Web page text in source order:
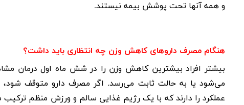
و همه آنها تحت پوشش بیمه نیستند.
هنگام مصرف داروهای کاهش وزن چه انتظاری باید داشت؟
بیشتر افراد بیشترین کاهش وزن را در شش ماه اول درمان
می‌شود یا به حالت ثابت می‌رسد. اگر مصرف دارو متوقف شود،
عملکرد را دارند که با یک رژیم غذایی سالم و ورزش منظم